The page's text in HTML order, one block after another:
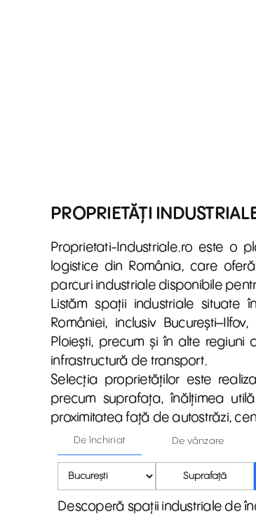
PROPRIETĂȚI
Proprietati-Industriale.ro este o
logistice din România, care
parcuri industriale disponibile
Listăm spații industriale situate
României, inclusiv
Ploiești, precum și în alte regiuni
infrastructură de transport.
Selecția proprietăților este
precum suprafața, înălțimea
proximitatea față de autostrăzi,
De închiriat De vânzare
Suprafață
Descoperă spații industriale de